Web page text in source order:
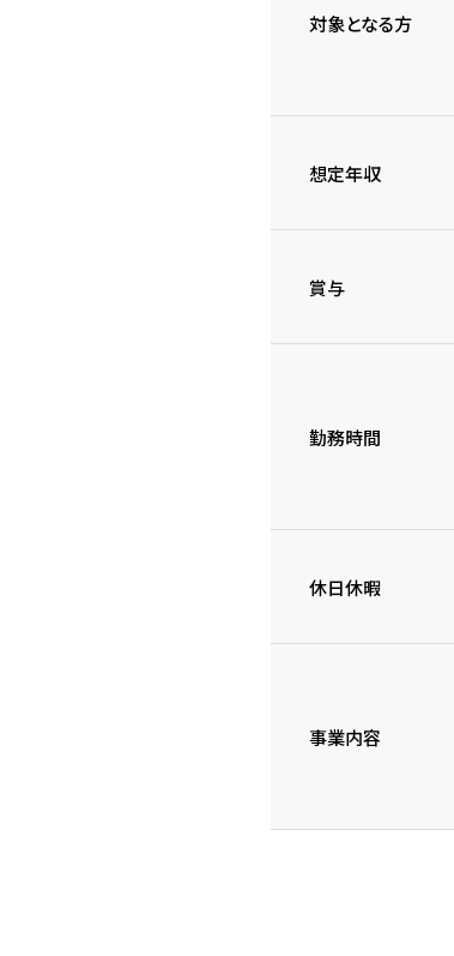
対象となる方
想定年収
賞与
勤務時間
休日休暇
事業内容